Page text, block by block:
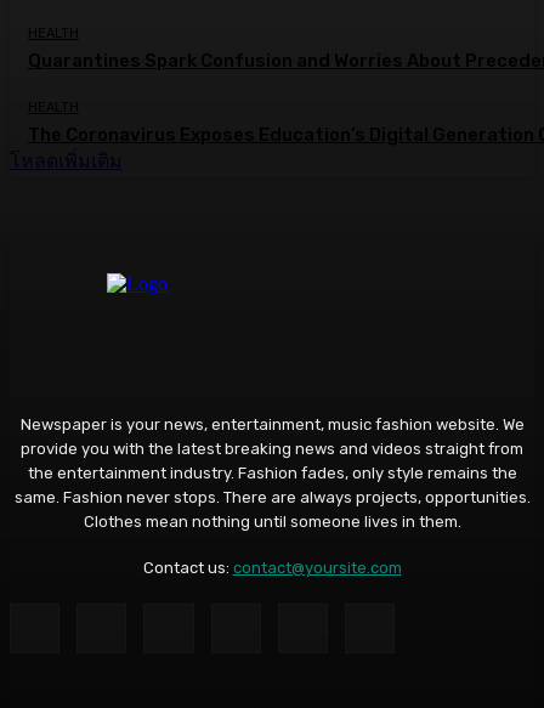
HEALTH
Quarantines Spark Confusion and Worries About
Newspaper is your news, entertainment, music fashion website. We
provide you with the latest breaking news and videos straight from
the entertainment industry. Fashion fades, only style remains the
same. Fashion never stops. There are always projects, opportunities.
Clothes mean nothing until someone lives in them.
Contact us: contact@yoursite.com